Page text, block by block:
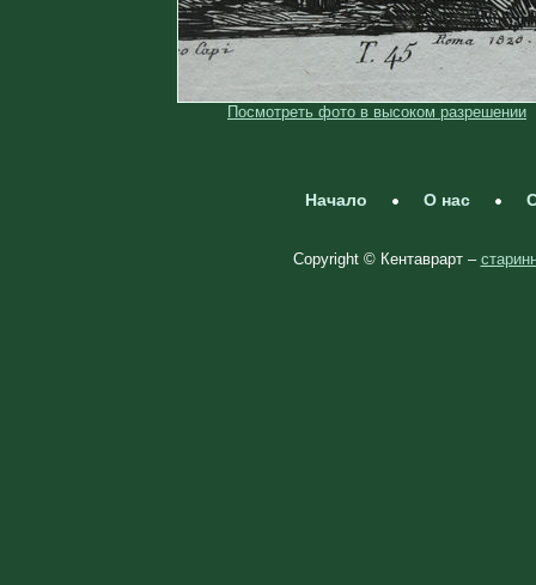
Посмотреть фото в высоком разрешении
Начало О нас
Copyright © Кентаврарт –